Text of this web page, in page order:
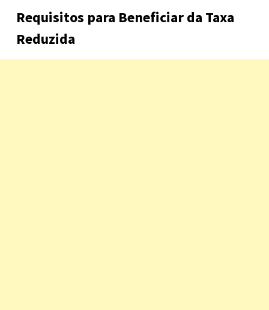
Requisitos para Beneficiar da Taxa
Reduzida